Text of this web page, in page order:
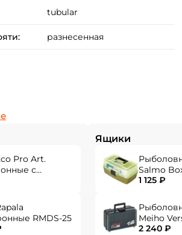
Fuji VSS TS.
SIC S.
tubular
разнесенная
Pro Art.
с
EPHN-40
RMDS-25
Ящики
Salmo
1 125 ₽
Meiho
2 240 ₽